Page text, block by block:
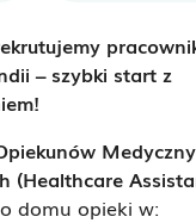
– szybki start z
(Healthcare
domu opieki w: